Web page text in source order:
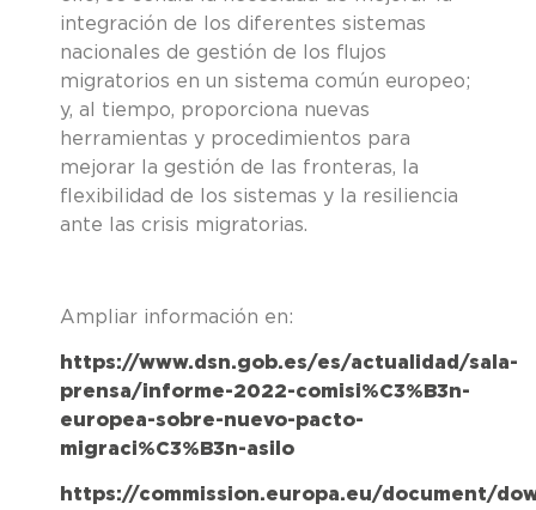
integración de los diferentes sistemas
nacionales de gestión de los flujos
migratorios en un sistema común europeo;
y, al tiempo, proporciona nuevas
herramientas y procedimientos para
mejorar la gestión de las fronteras, la
flexibilidad de los sistemas y la resiliencia
ante las crisis migratorias.
Ampliar información en:
https://www.dsn.gob.es/es/actualidad/sala-
prensa/informe-2022-comisi%C3%B3n-
europea-sobre-nuevo-pacto-
migraci%C3%B3n-asilo
https://commission.europa.eu/document/